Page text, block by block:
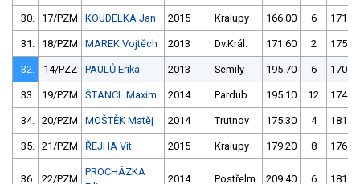
30. 17/PZM KOUDELKA Jan 2015 Kralupy 166.00 6 171.30
31. 18/PZM MAREK Vojtěch 2013 Dv.Král. 171.60 2 175.40
32. 14/PZZ PAULŮ Erika 2013 Semily 195.70 6 170.70
33. 19/PZM ŠTANCL Maxim 2014 Pardub. 195.10 12 174.80
34. 20/PZM MOŠTĚK Matěj 2014 Trutnov 175.30 4 181.00
35. 21/PZM ŘEJHA Vít 2015 Kralupy 179.20 8 176.80
36. 22/PZM
PROCHÁZKA
2014 Postřelm 209.40 6 181.00